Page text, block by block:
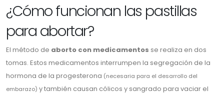
¿Cómo funcionan las pastillas
para abortar?
El método de aborto con medicamentos se realiza en dos
tomas. Estos medicamentos interrumpen la segregación de la
hormona de la progesterona (necesaria para el desarrollo del
embarazo) y también causan cólicos y sangrado para vaciar el